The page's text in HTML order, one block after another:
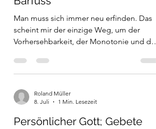
Caspar Reimer
8. Juli
1 Min. Lesezeit
Vorhersehbarkeit, der Monotonie und der
Trägheit zu entrinnen. Dieses Vorhaben
damit angefangen, barfuss Spaziergänge